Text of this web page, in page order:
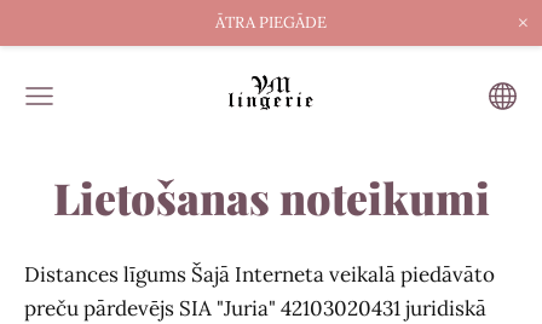
ĀTRA PIEGĀDE ×
Lietošanas noteikumi
Distances līgums Šajā Interneta veikalā piedāvāto
preču pārdevējs SIA "Juria" 42103020431 juridiskā